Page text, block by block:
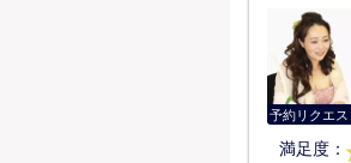
予約リクエス
満足度：